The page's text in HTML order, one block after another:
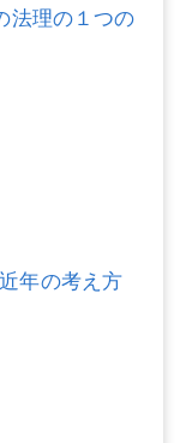
理の１つの
年の考え方